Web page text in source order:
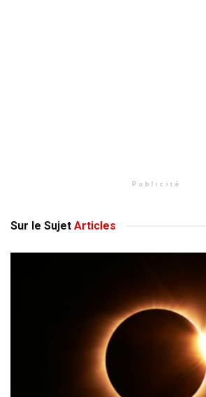
Publicité
Sur le Sujet Articles